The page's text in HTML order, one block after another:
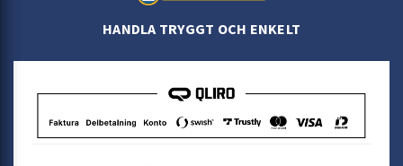
HANDLA TRYGGT OCH ENKELT